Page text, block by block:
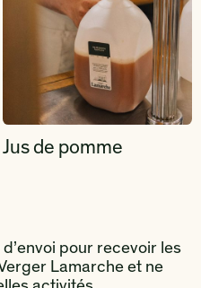
Jus de pomme
pour recevoir les
Lamarche et ne